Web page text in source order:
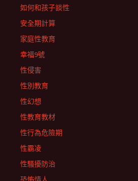
如何和孩子談性
安全期計算
家庭性教育
幸福9號
性侵害
性別教育
性幻想
性教育教材
性行為危險期
性霸凌
性騷擾防治